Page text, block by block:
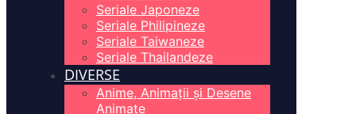
Seriale Japoneze
Seriale Philipineze
Seriale Taiwaneze
Seriale Thailandeze
DIVERSE
Anime, Animații și Desene
Animate